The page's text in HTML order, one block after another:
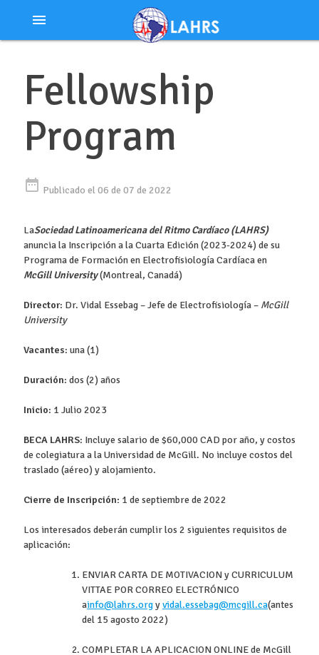
menu
Fellowship
Program
date_range Publicado el 06 de 07 de 2022
LaSociedad Latinoamericana del Ritmo Cardíaco (LAHRS)
anuncia la Inscripción a la Cuarta Edición (2023-2024) de su
Programa de Formación en Electrofisiología Cardíaca en
McGill University(Montreal, Canadá)
Director: Dr. Vidal Essebag – Jefe de Electrofisiología – McGill
University
Vacantes: una (1)
Duración: dos (2) años
Inicio: 1 Julio 2023
BECA LAHRS: Incluye salario de $60,000 CAD por año, y costos
de colegiatura a la Universidad de McGill. No incluye costos del
traslado (aéreo) y alojamiento.
Cierre de Inscripción: 1 de septiembre de 2022
Los interesados deberán cumplir los 2 siguientes requisitos de
aplicación:
ENVIAR CARTA DE MOTIVACION y CURRICULUM
VITTAE POR CORREO ELECTRÓNICO
ainfo@lahrs.orgyvidal.essebag@mcgill.ca(antes
del 15 agosto 2022)
COMPLETAR LA APLICACION ONLINE de McGill